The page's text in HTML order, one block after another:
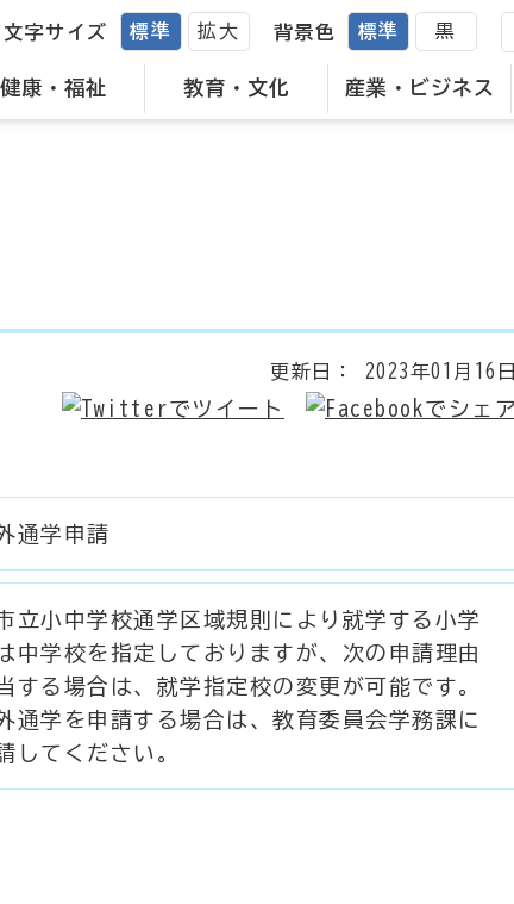
健康・福祉 教育・文化 産業・ビジネス
文字サイズ 標準 拡大 背景色 標準 黒
更新日： 2023年01月16日
通学申請
立小中学校通学区域規則により就学する小学
中学校を指定しておりますが、次の申請理由
する場合は、就学指定校の変更が可能です。
通学を申請する場合は、教育委員会学務課に
してください。